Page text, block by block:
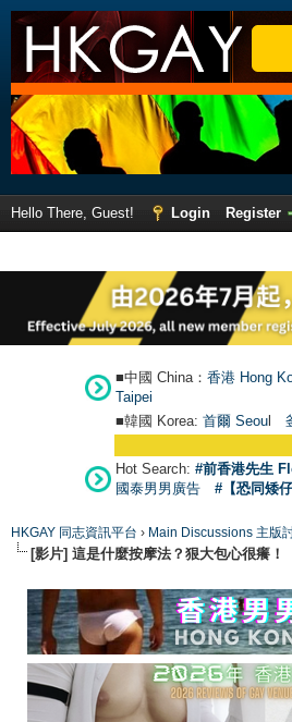
Hello There, Guest! Login
Register
■中國 China： 香港 Hong
Taipei
■韓國 Korea: 首爾 Seoul
Hot Search: #前香港先生
國泰男男廣告
#【恐同矮
HKGAY 同志資訊平台 › Main Discussions 主版
[影片] 這是什麼按摩法？狠大包心很癢！